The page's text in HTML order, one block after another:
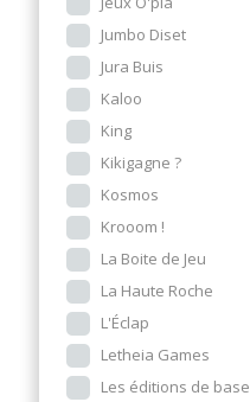
Jumbo Diset
Jura Buis
Kaloo
King
Kikigagne ?
Kosmos
Krooom !
La Boite de Jeu
La Haute Roche
L'Éclap
Letheia Games
Les éditions de base